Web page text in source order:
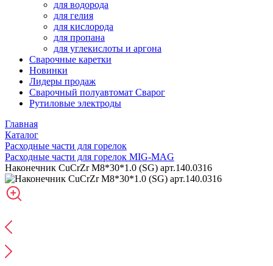
для водорода
для гелия
для кислорода
для пропана
для углекислоты и аргона
Сварочные каретки
Новинки
Лидеры продаж
Сварочный полуавтомат Сварог
Рутиловые электроды
Главная
Каталог
Расходные части для горелок
Расходные части для горелок MIG-MAG
Наконечник CuCrZr М8*30*1.0 (SG) арт.140.0316